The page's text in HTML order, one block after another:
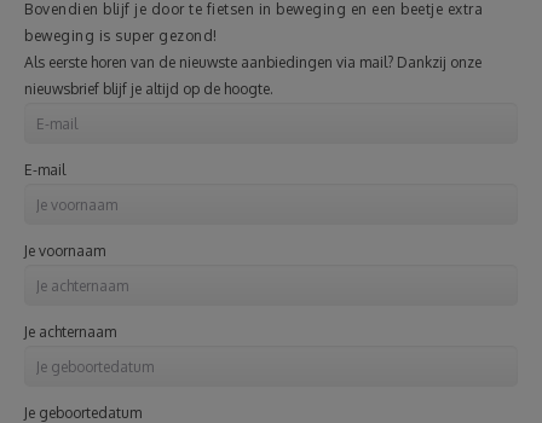
Bovendien blijf je door te fietsen in beweging en een beetje extra
beweging is super gezond!
Als eerste horen van de nieuwste aanbiedingen via mail? Dankzij onze
nieuwsbrief blijf je altijd op de hoogte.
E-mail
Je voornaam
Je achternaam
Je geboortedatum